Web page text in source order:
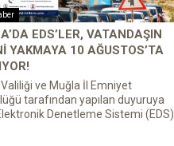
EDS’LER, VATANDAŞIN
YAKMAYA 10 AĞUSTOS’TA
ve Muğla İl Emniyet
tarafından yapılan duyuruya
Denetleme Sistemi (EDS)